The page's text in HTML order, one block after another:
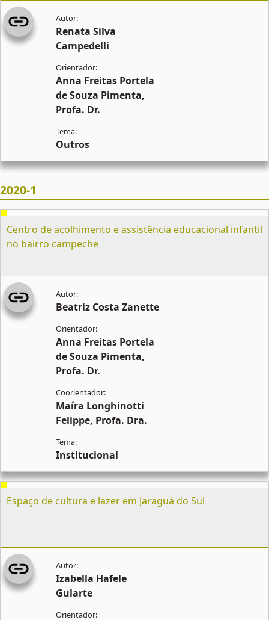
Renata Silva
Campedelli
Anna Freitas Portela
de Souza Pimenta,
Profa. Dr.
Outros
2020-1
Centro de acolhimento e assistência educacional infantil
no bairro campeche
Beatriz Costa Zanette
Anna Freitas Portela
de Souza Pimenta,
Profa. Dr.
Maíra Longhinotti
Felippe, Profa. Dra.
Institucional
Espaço de cultura e lazer em Jaraguá do Sul
Izabella Hafele
Gularte